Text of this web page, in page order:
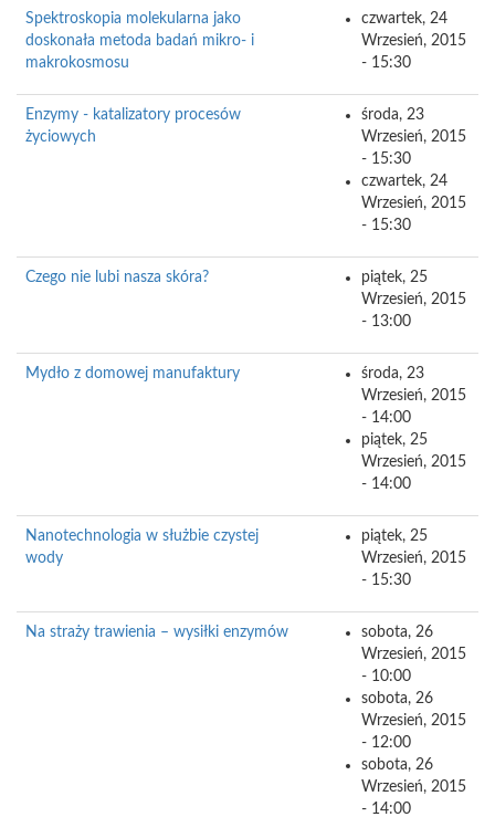
Spektroskopia molekularna jako
doskonała metoda badań mikro- i
makrokosmosu
czwartek, 24
Wrzesień, 2015
- 15:30
Enzymy - katalizatory procesów
życiowych
środa, 23
Wrzesień, 2015
- 15:30
czwartek, 24
Wrzesień, 2015
- 15:30
Czego nie lubi nasza skóra?
piątek, 25
Wrzesień, 2015
- 13:00
Mydło z domowej manufaktury
środa, 23
Wrzesień, 2015
- 14:00
piątek, 25
Wrzesień, 2015
- 14:00
Nanotechnologia w służbie czystej
wody
piątek, 25
Wrzesień, 2015
- 15:30
Na straży trawienia – wysiłki enzymów
sobota, 26
Wrzesień, 2015
- 10:00
sobota, 26
Wrzesień, 2015
- 12:00
sobota, 26
Wrzesień, 2015
- 14:00